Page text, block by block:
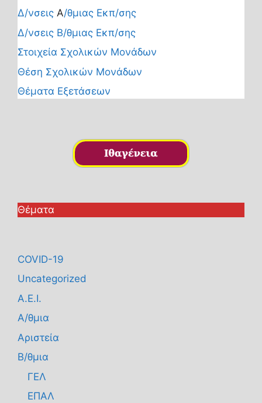
Δ/νσεις Α/θμιας Εκπ/σης
Δ/νσεις Β/θμιας Εκπ/σης
Στοιχεία Σχολικών Μονάδων
Θέση Σχολικών Μονάδων
Θέματα Εξετάσεων
Θέματα
COVID-19
Uncategorized
Α.Ε.Ι.
Α/θμια
Αριστεία
Β/θμια
ΓΕΛ
ΕΠΑΛ